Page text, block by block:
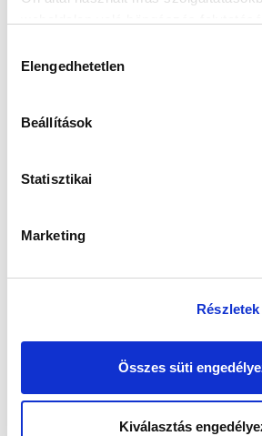
kiválasztása
Elengedhetetlen
Beállítások
Statisztikai
Marketing
Összes süti
Kiválasztás